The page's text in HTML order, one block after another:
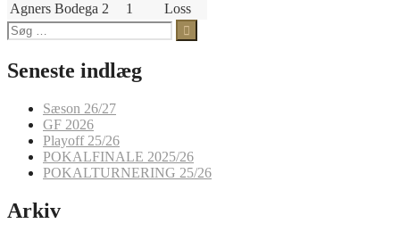
Agners Bodega 2
1
Loss
Søg
efter:
Seneste indlæg
Sæson 26/27
GF 2026
Playoff 25/26
POKALFINALE 2025/26
POKALTURNERING 25/26
Arkiv